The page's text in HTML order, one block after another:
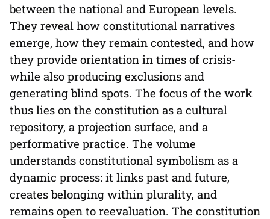
between the national and European levels.
They reveal how constitutional narratives
emerge, how they remain contested, and how
they provide orientation in times of crisis-
while also producing exclusions and
generating blind spots. The focus of the work
thus lies on the constitution as a cultural
repository, a projection surface, and a
performative practice. The volume
understands constitutional symbolism as a
dynamic process: it links past and future,
creates belonging within plurality, and
remains open to reevaluation. The constitution